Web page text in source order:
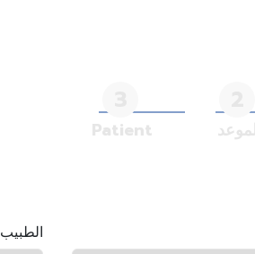
Patient
الطبيب